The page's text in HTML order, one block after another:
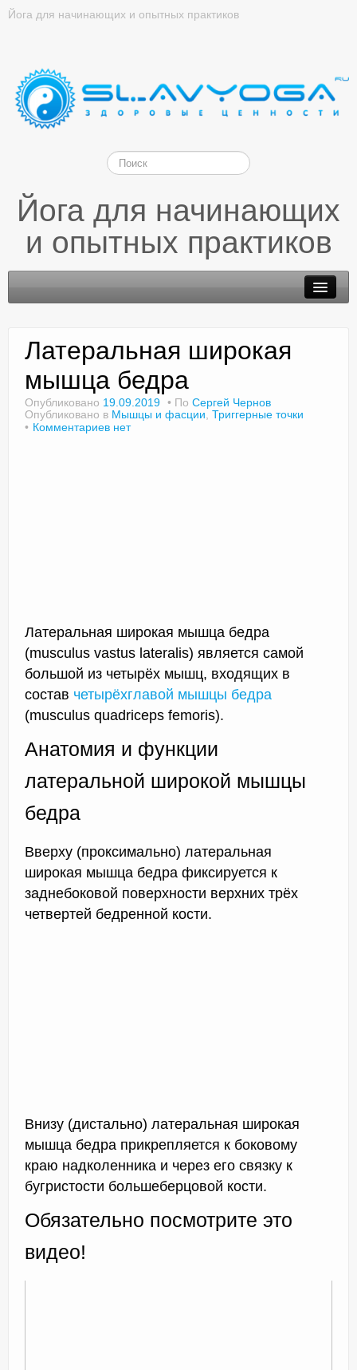
Йога для начинающих и опытных практиков
Йога для начинающих
и опытных практиков
Доктор Чернов
Латеральная широкая
мышца бедра
Опубликовано 19.09.2019 По Сергей Чернов
Опубликовано в Мышцы и фасции Триггерные точки
Комментариев нет
Латеральная широкая мышца бедра
(musculus vastus lateralis) является самой
большой из четырёх мышц, входящих в
состав четырёхглавой мышцы бедра
(musculus quadriceps femoris).
Анатомия и функции
латеральной широкой мышцы
бедра
Вверху (проксимально) латеральная
широкая мышца бедра фиксируется к
заднебоковой поверхности верхних трёх
четвертей бедренной кости.
Внизу (дистально) латеральная широкая
мышца бедра прикрепляется к боковому
краю надколенника и через его связку к
бугристости большеберцовой кости.
Обязательно посмотрите это
видео!